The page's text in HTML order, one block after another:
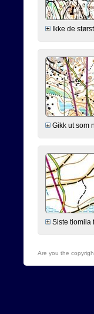
Ikke de
Gikk ut som
Siste tiomila
Are you the